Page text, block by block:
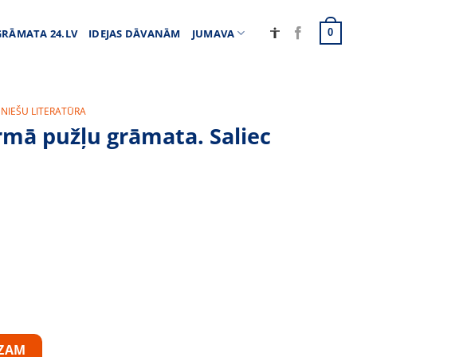
24.LV IDEJAS DĀVANĀM JUMAVA 0
LITERATŪRA
pužļu grāmata. Saliec
attēlus! daudzums